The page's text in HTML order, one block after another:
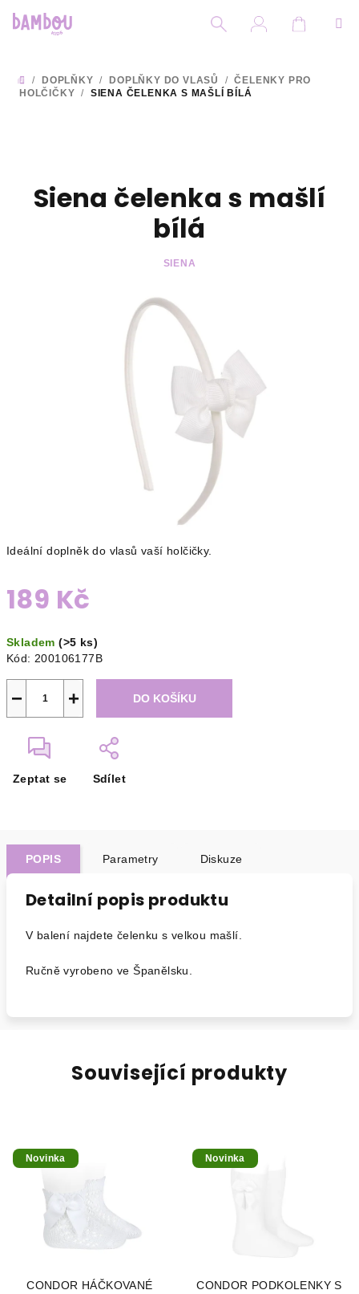
DOMŮ
/ DOPLŇKY / DOPLŇKY DO VLASŮ / ČELENKY PRO
HOLČIČKY / SIENA ČELENKA S MAŠLÍ BÍLÁ
Ideální doplněk do vlasů vaší holčičky.
189 Kč
cena:
Skladem(>5 ks)
Kód: 200106177B
+
− DO KOŠÍKU
Zeptat se Sdílet
Siena čelenka s mašlí
bílá
SIENA
POPIS Parametry Diskuze
Detailní popis produktu
V balení najdete čelenku s velkou mašlí.
Ručně vyrobeno ve Španělsku.
Související produkty
Novinka
CONDOR HÁČKOVANÉ
Novinka
CONDOR PODKOLENKY S